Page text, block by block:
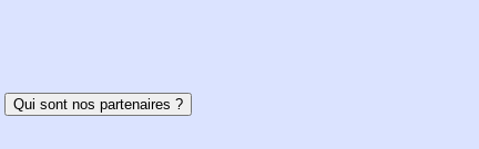
Qui sont nos partenaires ?